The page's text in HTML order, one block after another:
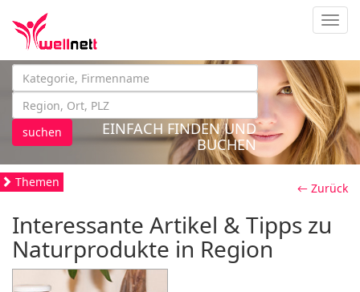
suchen
EINFACH FINDEN UND
BUCHEN
Themen ← Zurück
Interessante Artikel & Tipps zu
Naturprodukte in Region